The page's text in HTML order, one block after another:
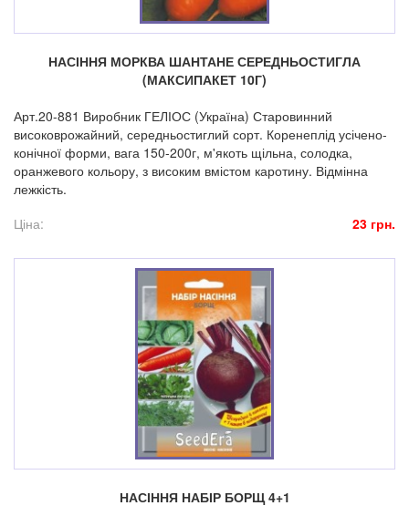
НАСІННЯ МОРКВА ШАНТАНЕ СЕРЕДНЬОСТИГЛА
(МАКСИПАКЕТ 10Г)
Арт.20-881 Виробник ГЕЛІОС (Україна) Старовинний
високоврожайний, середньостиглий сорт. Коренеплід усічено-
конічної форми, вага 150-200г, м'якоть щільна, солодка,
оранжевого кольору, з високим вмістом каротину. Відмінна
лежкість.
Ціна:
23 грн.
НАСІННЯ НАБІР БОРЩ 4+1